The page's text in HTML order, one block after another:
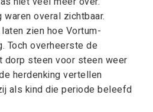
overal zichtbaar.
zien hoe Vortum-
Toch overheerste de
dorp steen voor steen weer
herdenking vertellen
als kind die periode beleefd